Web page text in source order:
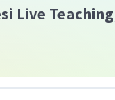
Live